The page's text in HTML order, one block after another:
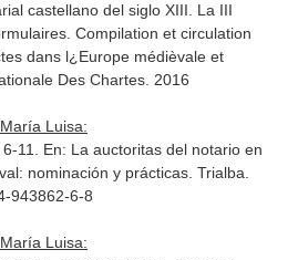
castellano del siglo XIII. La III
Compilation et circulation
dans l¿Europe médièvale et
Des Chartes. 2016
Luisa:
11. En: La auctoritas del notario en
nominación y prácticas. Trialba.
943862-6-8
Luisa: